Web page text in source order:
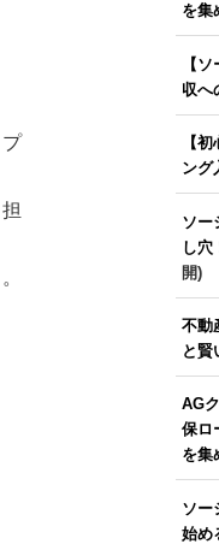
を集
【
収へ
【
ング
ソー
し穴
開)
不動
と賢
AG
保ロ
を集
ソー
始め